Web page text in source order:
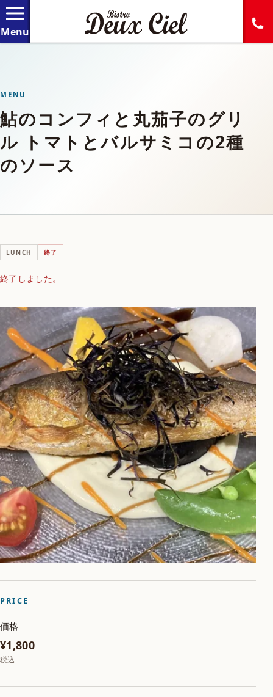
MENU
鮎のコンフィと丸茄子のグリ
ル トマトとバルサミコの2種
のソース
LUNCH 終了
終了しました。
PRICE
価格
¥1,800
税込